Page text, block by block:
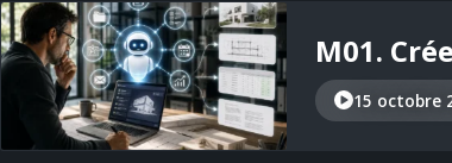
M01.
15 octobre